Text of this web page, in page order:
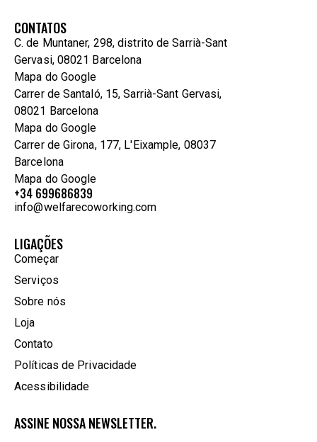
CONTATOS
C. de Muntaner, 298, distrito de Sarrià-Sant
Gervasi, 08021 Barcelona
Mapa do Google
Carrer de Santaló, 15, Sarrià-Sant Gervasi,
08021 Barcelona
Mapa do Google
Carrer de Girona, 177, L'Eixample, 08037
Barcelona
Mapa do Google
+34 699686839
info@welfarecoworking.com
LIGAÇÕES
Começar
Serviços
Sobre nós
Loja
Contato
Políticas de Privacidade
Acessibilidade
ASSINE NOSSA NEWSLETTER.